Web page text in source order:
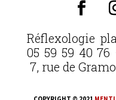
Réflexologie
05 59 59 40
7, rue de